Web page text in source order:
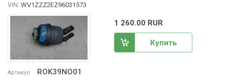
Артикул ROK39NO01
VIN: WV1ZZZ2EZ96031573
1 260.00 RUR
Купить